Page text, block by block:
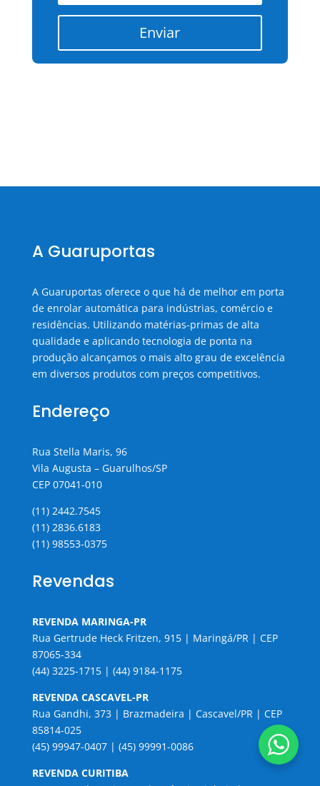
Enviar
A Guaruportas
A Guaruportas oferece o que há de melhor em porta
de enrolar automática para indústrias, comércio e
residências. Utilizando matérias-primas de alta
qualidade e aplicando tecnologia de ponta na
produção alcançamos o mais alto grau de excelência
em diversos produtos com preços competitivos.
Endereço
Rua Stella Maris, 96
Vila Augusta – Guarulhos/SP
CEP 07041-010
(11) 2442.7545
(11) 2836.6183
(11) 98553-0375
Revendas
REVENDA MARINGA-PR
Rua Gertrude Heck Fritzen, 915 | Maringá/PR | CEP
87065-334
(44) 3225-1715 | (44) 9184-1175
REVENDA CASCAVEL-PR
Rua Gandhi, 373 | Brazmadeira | Cascavel/PR | CEP
85814-025
(45) 99947-0407 | (45) 99991-0086
REVENDA CURITIBA